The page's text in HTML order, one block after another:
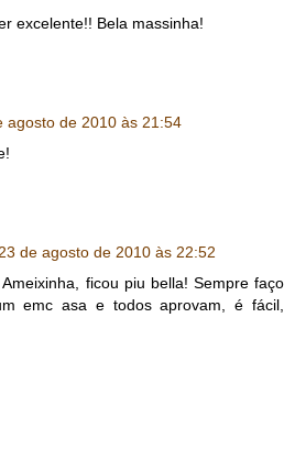
excelente!! Bela massinha!
agosto de 2010 às 21:54
23 de agosto de 2010 às 22:52
ficou piu bella! Sempre faço
emc asa e todos aprovam, é fácil,